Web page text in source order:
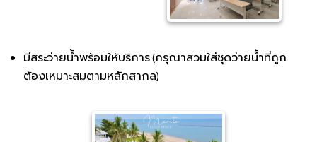
มีสระว่ายน้ำพร้อมให้บริการ (กรุณาสวมใส่ชุดว่ายน้ำที่ถูก
ต้องเหมาะสมตามหลักสากล)